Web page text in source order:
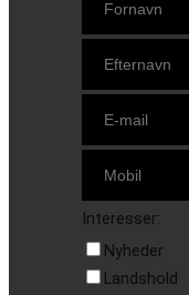
Interesser:
Nyheder
Landshold